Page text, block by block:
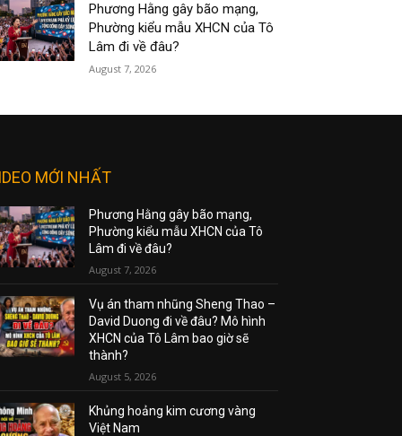
Phương Hằng gây bão mạng,
Phường kiểu mẫu XHCN của Tô
Lâm đi về đâu?
August 7, 2026
MỚI NHẤT
Phương Hằng gây bão mạng,
Phường kiểu mẫu XHCN của Tô
Lâm đi về đâu?
August 7, 2026
Vụ án tham nhũng Sheng Thao –
David Duong đi về đâu? Mô hình
XHCN của Tô Lâm bao giờ sẽ
thành?
August 5, 2026
Khủng hoảng kim cương vàng
Việt Nam